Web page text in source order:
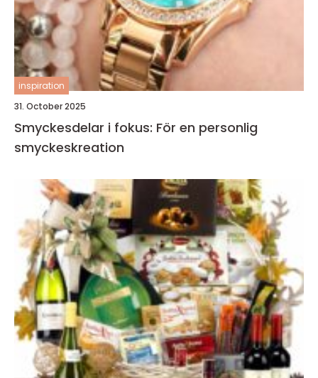
inspiration
31. October 2025
Smyckesdelar i fokus: För en personlig
smyckeskreation